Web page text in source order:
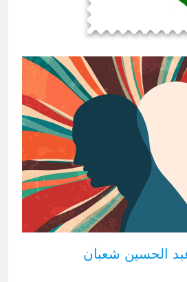
والدواب يسبحون بمحمده لكن
الحسين شعبان